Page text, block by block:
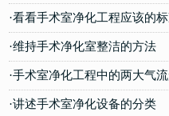
·看看手术室净化工程应该的
·维持手术净化室整洁的方法
·手术室净化工程中的两大气
·讲述手术室净化设备的分类